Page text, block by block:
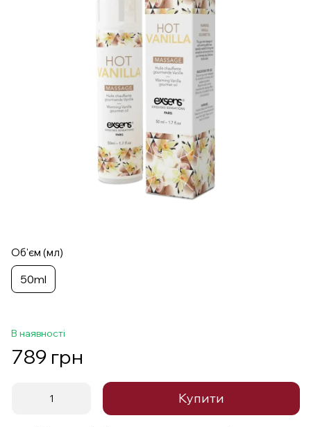
Об'єм (мл)
50ml
В наявності
789 грн
Купити